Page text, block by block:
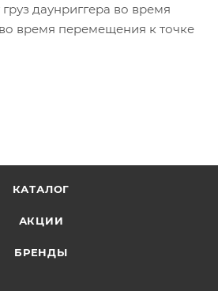
даунриггера во время
время перемещения к точке
КАТАЛОГ
АКЦИИ
БРЕНДЫ